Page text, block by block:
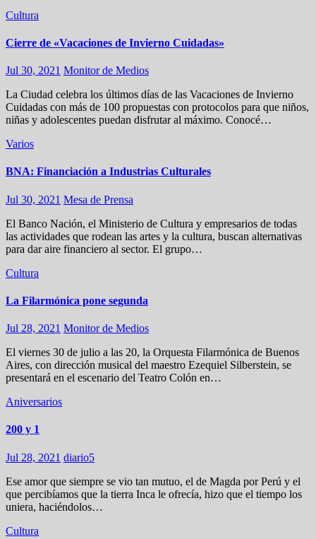
Cultura
Cierre de «Vacaciones de Invierno Cuidadas»
Jul 30, 2021 Monitor de Medios
La Ciudad celebra los últimos días de las Vacaciones de Invierno
Cuidadas con más de 100 propuestas con protocolos para que niños,
niñas y adolescentes puedan disfrutar al máximo. Conocé…
Varios
BNA: Financiación a Industrias Culturales
Jul 30, 2021 Mesa de Prensa
El Banco Nación, el Ministerio de Cultura y empresarios de todas
las actividades que rodean las artes y la cultura, buscan alternativas
para dar aire financiero al sector. El grupo…
Cultura
La Filarmónica pone segunda
Jul 28, 2021 Monitor de Medios
El viernes 30 de julio a las 20, la Orquesta Filarmónica de Buenos
Aires, con dirección musical del maestro Ezequiel Silberstein, se
presentará en el escenario del Teatro Colón en…
Aniversarios
200 y 1
Jul 28, 2021 diario5
Ese amor que siempre se vio tan mutuo, el de Magda por Perú y el
que percibíamos que la tierra Inca le ofrecía, hizo que el tiempo los
uniera, haciéndolos…
Cultura